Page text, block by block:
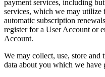
payment services, including
services, which we may utilize
automatic subscription
register for a User Account or
Account.
We may collect, use, store
data about you which we have